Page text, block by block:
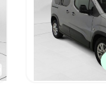
Peugeot
1.5 BLUEHDI
BUSINESS STD
19.600 km